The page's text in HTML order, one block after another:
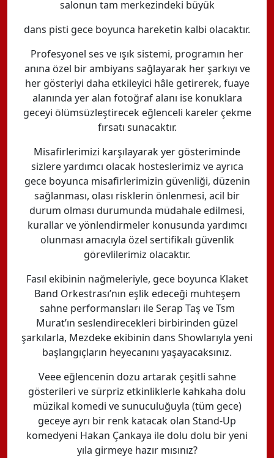
salonun tam merkezindeki büyük
dans pisti gece boyunca hareketin kalbi olacaktır.
Profesyonel ses ve ışık sistemi, programın her
anına özel bir ambiyans sağlayarak her şarkıyı ve
her gösteriyi daha etkileyici hâle getirerek, fuaye
alanında yer alan fotoğraf alanı ise konuklara
geceyi ölümsüzleştirecek eğlenceli kareler çekme
fırsatı sunacaktır.
Misafirlerimizi karşılayarak yer gösteriminde
sizlere yardımcı olacak hosteslerimiz ve ayrıca
gece boyunca misafirlerimizin güvenliği, düzenin
sağlanması, olası risklerin önlenmesi, acil bir
durum olması durumunda müdahale edilmesi,
kurallar ve yönlendirmeler konusunda yardımcı
olunması amacıyla özel sertifikalı güvenlik
görevlilerimiz olacaktır.
Fasıl ekibinin nağmeleriyle, gece boyunca Klaket
Band Orkestrası’nın eşlik edeceği muhteşem
sahne performansları ile Serap Taş ve Tsm
Murat’ın seslendirecekleri birbirinden güzel
şarkılarla, Mezdeke ekibinin dans Showlarıyla yeni
başlangıçların heyecanını yaşayacaksınız.
Veee eğlencenin dozu artarak çeşitli sahne
gösterileri ve sürpriz etkinliklerle kahkaha dolu
müzikal komedi ve sunuculuğuyla (tüm gece)
geceye ayrı bir renk katacak olan Stand-Up
komedyeni Hakan Çankaya ile dolu dolu bir yeni
yıla girmeye hazır mısınız?